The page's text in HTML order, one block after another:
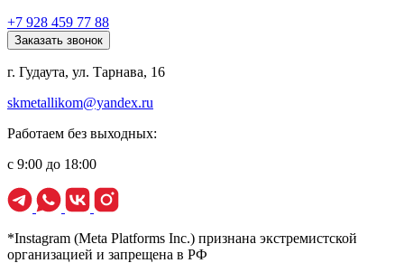
+7 928 459 77 88
Заказать звонок
г. Гудаута, ул. Тарнава, 16
skmetallikom@yandex.ru
Работаем без выходных:
с 9:00 до 18:00
*Instagram (Meta Platforms Inc.) признана экстремистской
организацией и запрещена в РФ